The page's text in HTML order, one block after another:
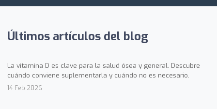
Últimos artículos del blog
La vitamina D es clave para la salud ósea y general. Descubre
cuándo conviene suplementarla y cuándo no es necesario.
14 Feb 2026